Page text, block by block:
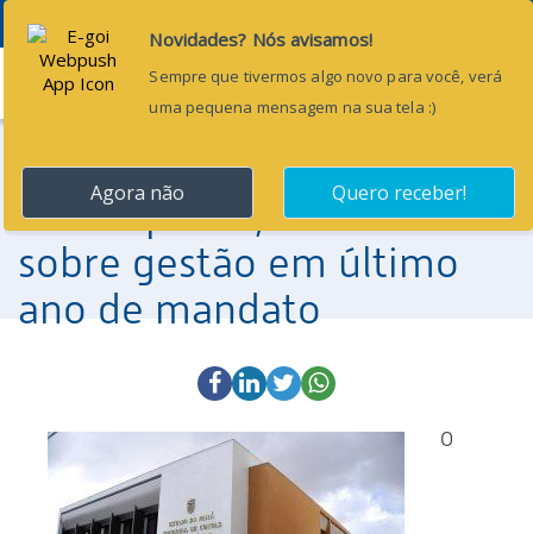
Menu
30 de março de 2016
TCM-PA levará, a
Parauapebas, encontro
sobre gestão em último
ano de mandato
O